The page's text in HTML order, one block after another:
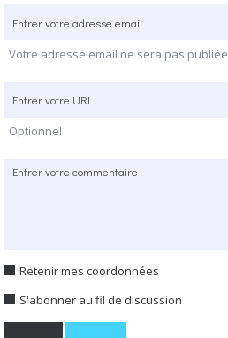
Votre adresse email ne sera pas publiée
Optionnel
Retenir mes coordonnées
S'abonner au fil de discussion